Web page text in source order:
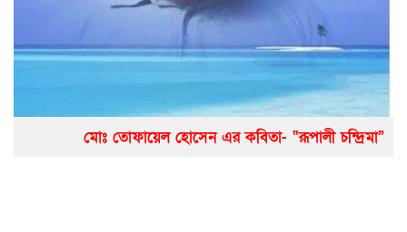
মোঃ তোফায়েল হোসেন এর কবিতা- “রূপালী চন্দ্রিমা”